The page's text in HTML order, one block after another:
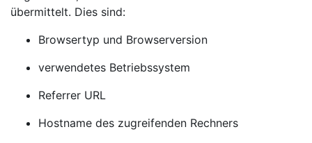
übermittelt. Dies sind:
Browsertyp und Browserversion
verwendetes Betriebssystem
Referrer URL
Hostname des zugreifenden Rechners